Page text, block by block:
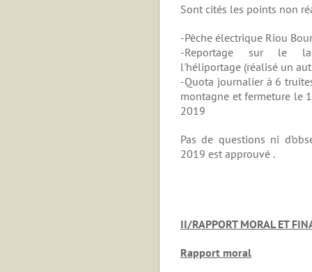
Sont cités les points non
-Pêche électrique Riou
-Reportage sur le
l'héliportage (réalisé un
-Quota journalier à 6
montagne et fermeture le
2019
Pas de questions ni
2019 est approuvé .
II/RAPPORT MORAL ET
Rapport moral